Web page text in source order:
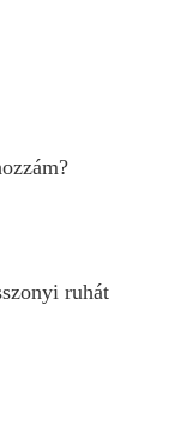
ruhát